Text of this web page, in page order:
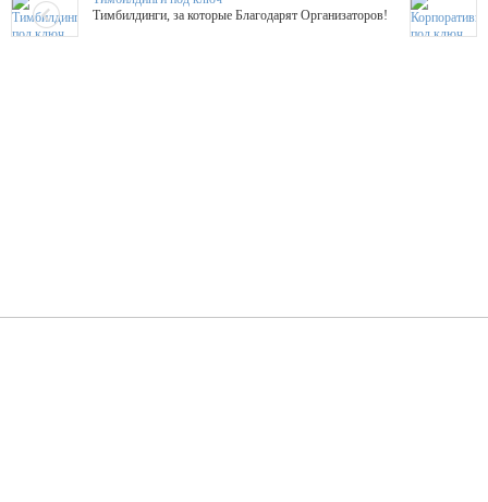
Тимбилдинги, за которые Благодарят Организаторов!